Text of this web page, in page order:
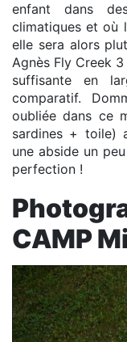
enfant dans
climatiques et où
elle sera alors
Agnès Fly Creek
suffisante en
comparatif.
oubliée dans ce
sardines + toile)
une abside un
perfection !
CAMP